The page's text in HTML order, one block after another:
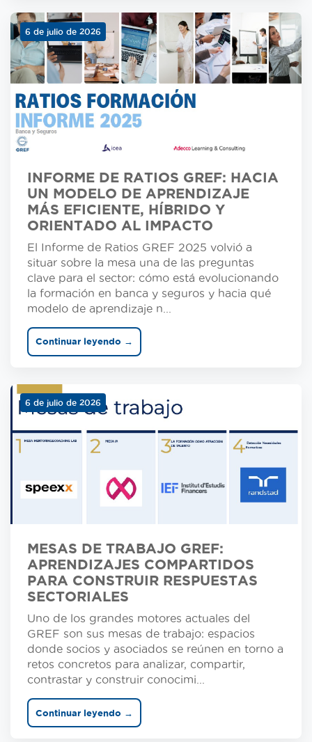
6 de julio de 2026
INFORME DE RATIOS GREF: HACIA
UN MODELO DE APRENDIZAJE
MÁS EFICIENTE, HÍBRIDO Y
ORIENTADO AL IMPACTO
El Informe de Ratios GREF 2025 volvió a
situar sobre la mesa una de las preguntas
clave para el sector: cómo está evolucionando
la formación en banca y seguros y hacia qué
modelo de aprendizaje n...
Continuar leyendo →
6 de julio de 2026
MESAS DE TRABAJO GREF:
APRENDIZAJES COMPARTIDOS
PARA CONSTRUIR RESPUESTAS
SECTORIALES
Uno de los grandes motores actuales del
GREF son sus mesas de trabajo: espacios
donde socios y asociados se reúnen en torno a
retos concretos para analizar, compartir,
contrastar y construir conocimi...
Continuar leyendo →